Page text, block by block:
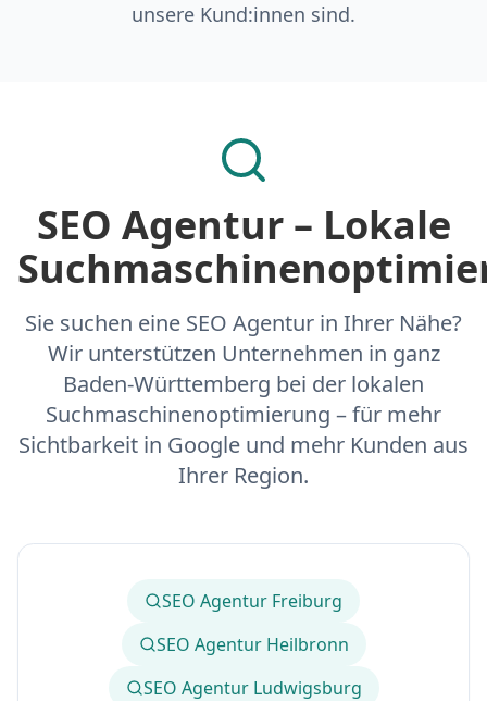
unsere Kund:innen sind.
SEO Agentur – Lokale
Sie suchen eine SEO Agentur in Ihrer Nähe?
Wir unterstützen Unternehmen in ganz
Baden-Württemberg bei der lokalen
Suchmaschinenoptimierung – für mehr
Sichtbarkeit in Google und mehr Kunden aus
Ihrer Region.
SEO Agentur Freiburg
SEO Agentur Heilbronn
SEO Agentur Ludwigsburg